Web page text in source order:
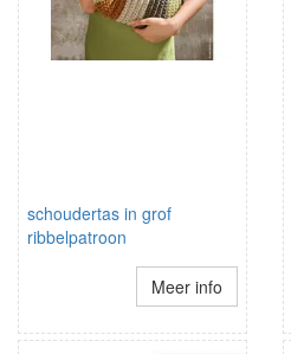
schoudertas in grof
ribbelpatroon
Meer info